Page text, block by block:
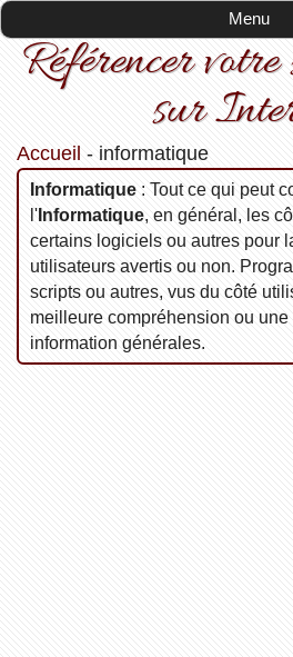
Menu
Référencer
sur
Accueil - informatique
informatique: Tout ce qui peut
l'Informatique, en général, les
certains logiciels ou autres pour
utilisateurs avertis ou non.
scripts ou autres, vus du côté
meilleure compréhension ou
information générales.